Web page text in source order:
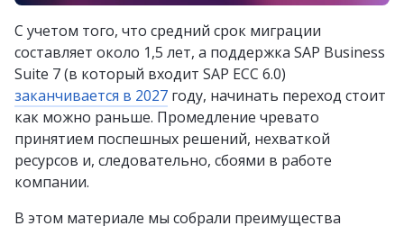
С учетом того, что средний срок миграции
составляет около 1,5 лет, а поддержка SAP Business
Suite 7 (в который входит SAP ECC 6.0)
заканчивается в 2027 году, начинать переход стоит
как можно раньше. Промедление чревато
принятием поспешных решений, нехваткой
ресурсов и, следовательно, сбоями в работе
компании.
В этом материале мы собрали преимущества